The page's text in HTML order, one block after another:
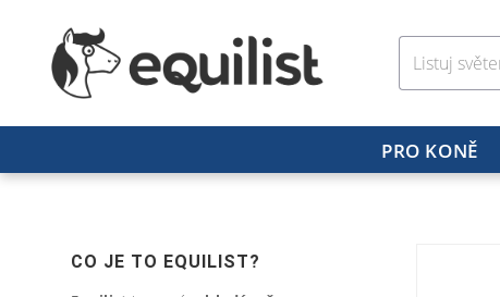
PRO KONĚ
CO JE TO EQUILIST?